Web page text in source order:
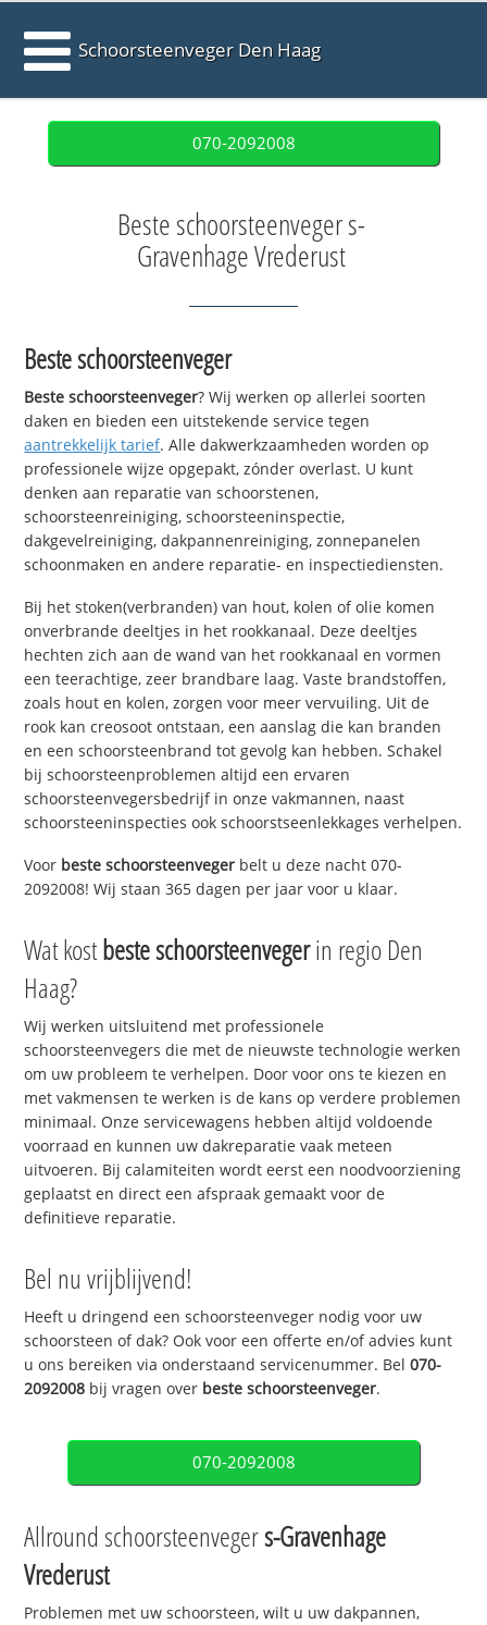
Schoorsteenveger Den Haag
070-2092008
Beste schoorsteenveger s-
Gravenhage Vrederust
Beste schoorsteenveger
Beste schoorsteenveger? Wij werken op allerlei soorten
daken en bieden een uitstekende service tegen
aantrekkelijk tarief. Alle dakwerkzaamheden worden op
professionele wijze opgepakt, zónder overlast. U kunt
denken aan reparatie van schoorstenen,
schoorsteenreiniging, schoorsteeninspectie,
dakgevelreiniging, dakpannenreiniging, zonnepanelen
schoonmaken en andere reparatie- en inspectiediensten.
Bij het stoken(verbranden) van hout, kolen of olie komen
onverbrande deeltjes in het rookkanaal. Deze deeltjes
hechten zich aan de wand van het rookkanaal en vormen
een teerachtige, zeer brandbare laag. Vaste brandstoffen,
zoals hout en kolen, zorgen voor meer vervuiling. Uit de
rook kan creosoot ontstaan, een aanslag die kan branden
en een schoorsteenbrand tot gevolg kan hebben. Schakel
bij schoorsteenproblemen altijd een ervaren
schoorsteenvegersbedrijf in onze vakmannen, naast
schoorsteeninspecties ook schoorstseenlekkages verhelpen.
Voor beste schoorsteenveger belt u deze nacht 070-
2092008! Wij staan 365 dagen per jaar voor u klaar.
Wat kostbeste schoorsteenvegerin regio Den
Haag?
Wij werken uitsluitend met professionele
schoorsteenvegers die met de nieuwste technologie werken
om uw probleem te verhelpen. Door voor ons te kiezen en
met vakmensen te werken is de kans op verdere problemen
minimaal. Onze servicewagens hebben altijd voldoende
voorraad en kunnen uw dakreparatie vaak meteen
uitvoeren. Bij calamiteiten wordt eerst een noodvoorziening
geplaatst en direct een afspraak gemaakt voor de
definitieve reparatie.
Bel nu vrijblijvend!
Heeft u dringend een schoorsteenveger nodig voor uw
schoorsteen of dak? Ook voor een offerte en/of advies kunt
u ons bereiken via onderstaand servicenummer. Bel070-
2092008 bij vragen over beste schoorsteenveger.
070-2092008
Allround schoorsteenvegers-Gravenhage
Vrederust
Problemen met uw schoorsteen, wilt u uw dakpannen,